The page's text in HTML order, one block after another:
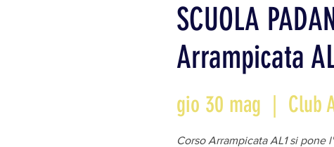
SCUOLA
Arrampicata
gio 30 mag
  |
Club
Corso Arrampicata AL1 si